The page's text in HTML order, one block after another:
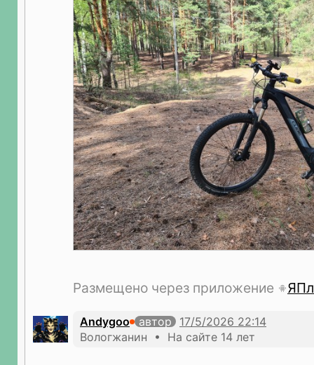
Размещено через приложение
Andygoo
автор
Вологжанин • На сайте 14 лет